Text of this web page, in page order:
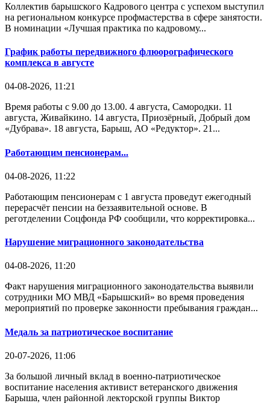
Коллектив барышского Кадрового центра с успехом выступил
на региональном конкурсе профмастерства в сфере занятости.
В номинации «Лучшая практика по кадровому...
График работы передвижного флюорографического
комплекса в августе
04-08-2026, 11:21
Время работы с 9.00 до 13.00. 4 августа, Самородки. 11
августа, Живайкино. 14 августа, Приозёрный, Добрый дом
«Дубрава». 18 августа, Барыш, АО «Редуктор». 21...
Работающим пенсионерам...
04-08-2026, 11:22
Работающим пенсионерам с 1 августа проведут ежегодный
перерасчёт пенсии на беззаявительной основе. В
реготделении Соцфонда РФ сообщили, что корректировка...
Нарушение миграционного законодательства
04-08-2026, 11:20
Факт нарушения миграционного законодательства выявили
сотрудники МО МВД «Барышский» во время проведения
мероприятий по проверке законности пребывания граждан...
Медаль за патриотическое воспитание
20-07-2026, 11:06
За большой личный вклад в военно-патриотическое
воспитание населения активист ветеранского движения
Барыша, член районной лекторской группы Виктор